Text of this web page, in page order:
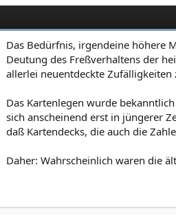
Das Bedürfnis, irgendeine höhere
Deutung des Freßverhaltens der
allerlei neuentdeckte Zufälligkeiten
Das Kartenlegen wurde
sich anscheinend erst in jüngerer
daß Kartendecks, die auch die
Daher: Wahrscheinlich waren die